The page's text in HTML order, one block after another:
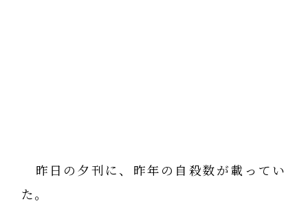
昨日の夕刊に、昨年の自殺数が載ってい
た。